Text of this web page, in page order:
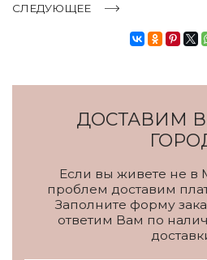
СЛЕДУЮЩЕЕ
ДОСТАВИМ
Если вы живете не в
проблем доставим
Заполните форму
ответим Вам по